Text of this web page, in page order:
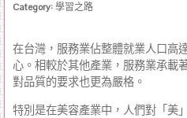
Category: 學習之路
在台灣，服務業佔整體就業人口高
心。相較於其他產業，服務業承載
對品質的要求也更為嚴格。
特別是在美容產業中，人們對「美